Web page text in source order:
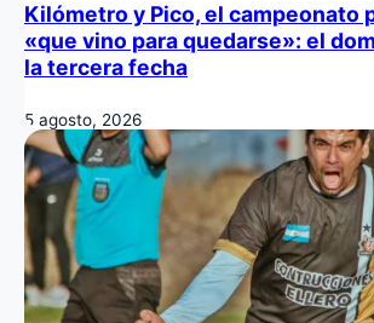
Kilómetro y Pico, el campeonato
«que vino para quedarse»: el
la tercera fecha
5 agosto, 2026